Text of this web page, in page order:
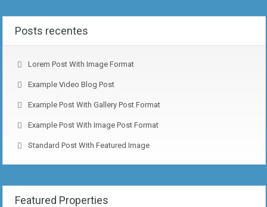
Posts recentes
Lorem Post With Image Format
Example Video Blog Post
Example Post With Gallery Post Format
Example Post With Image Post Format
Standard Post With Featured Image
Featured Properties